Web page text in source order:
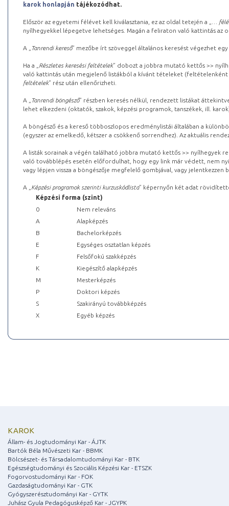
karok honlapján tájékozódhat.
Először az egyetemi félévet kell kiválasztania, ez az oldal tetején a „
…
nyílhegyekkel lépegetve lehetséges. Magán a feliraton való kattintás az
A „ Tanrendi kereső” mezőbe írt szöveggel általános keresést végezhet
Ha a „ Részletes keresési feltételek” dobozt a jobbra mutató kettős >>
való kattintás után megjelenő listákból a kívánt tételeket (feltételenként
feltételek” rész után ellenőrizheti.
A „ Tanrendi böngésző” részben keresés nélkül, rendezett listákat
lehet elkezdeni (oktatók, szakok, képzési programok, tanszékek, ill.
A böngésző és a kereső többoszlopos eredménylistái általában a
(egyszer az emelkedő, kétszer a csökkenő sorrendhez). Az aktuális
A listák sorainak a végén található jobbra mutató kettős >> nyílhegyek
való továbblépés esetén előfordulhat, hogy egy link már védett, nem
vagy lépjen vissza a böngészője megfelelő gombjával, vagy
A „ Képzési programok szerinti kurzuskódlista” képernyőn két adat
Képzési forma (szint)
0
Nem releváns
A
Alapképzés
B
Bachelorképzés
E
Egységes osztatlan képzés
F
Felsőfokú szakképzés
K
Kiegészítő alapképzés
M
Mesterképzés
P
Doktori képzés
S
Szakirányú továbbképzés
X
Egyéb képzés
KAROK
Állam- és Jogtudományi Kar - ÁJTK
Bartók Béla Művészeti Kar - BBMK
Bölcsészet- és Társadalomtudományi Kar - BTK
Egészségtudományi és Szociális Képzési Kar - ETSZK
Fogorvostudományi Kar - FOK
Gazdaságtudományi Kar - GTK
Gyógyszerésztudományi Kar - GYTK
Juhász Gyula Pedagógusképző Kar - JGYPK